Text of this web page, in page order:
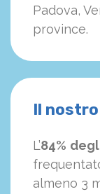
Padova,
province.
Il
L’84%
almeno 3